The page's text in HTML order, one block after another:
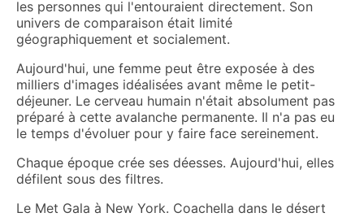
les personnes qui l'entouraient directement. Son
univers de comparaison était limité
géographiquement et socialement.
Aujourd'hui, une femme peut être exposée à des
milliers d'images idéalisées avant même le petit-
déjeuner. Le cerveau humain n'était absolument pas
préparé à cette avalanche permanente. Il n'a pas eu
le temps d'évoluer pour y faire face sereinement.
Chaque époque crée ses déesses. Aujourd'hui, elles
défilent sous des filtres.
Le Met Gala à New York. Coachella dans le désert